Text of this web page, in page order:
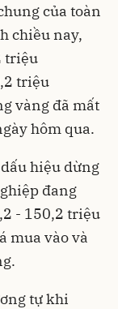
của toàn
chiều nay,
triệu
triệu
vàng đã mất
hôm qua.
hiệu dừng
đang
- 150,2 triệu
mua vào và
tự khi